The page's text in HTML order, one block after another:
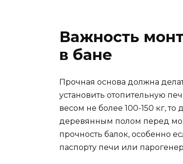
Важность
в бане
Прочная основа должна
установить отопительную
весом не более 100-150 кг, то
деревянным полом перед
прочность балок, особенно
паспорту печи или